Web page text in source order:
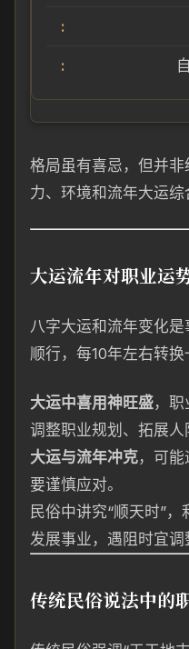
格局虽有喜忌，但并
力、环境和流年大运综
大运流年对职业运
八字大运和流年变化
顺行，每10年左右转换
大运中喜用神旺盛，
调整职业规划、拓展人
大运与流年冲克，可
要谨慎应对。
民俗中讲究“顺天时”
发展事业，遇阻时宜调
传统民俗说法中的